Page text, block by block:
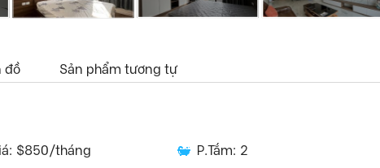
đồ Sản phẩm tương tự
$850/tháng
P.Tắm: 2